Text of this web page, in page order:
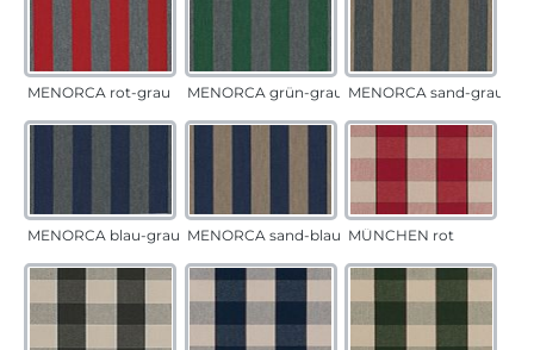
MENORCA rot-grau MENORCA grün-grau MENORCA sand-grau
MENORCA blau-grau MENORCA sand-blau MÜNCHEN rot